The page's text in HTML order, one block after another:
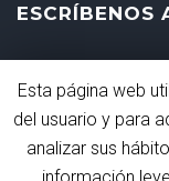
ESCRÍBENOS
Esta página web
del usuario y para
analizar sus